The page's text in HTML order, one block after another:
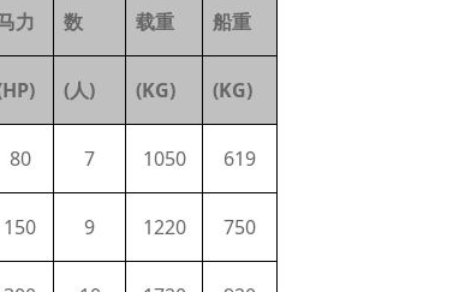
力
数
载重 船重
(人) (KG) (KG)
80 7 1050 619
150 9 1220 750